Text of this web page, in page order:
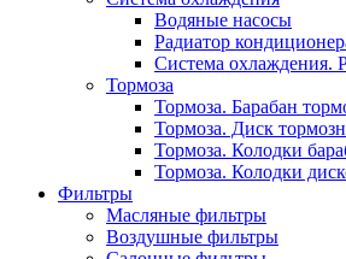
Водяные насосы
Радиатор
Система охлаждения.
Тормоза
Тормоза. Барабан
Тормоза. Диск
Тормоза. Колодки
Тормоза. Колодки
Фильтры
Масляные фильтры
Воздушные фильтры